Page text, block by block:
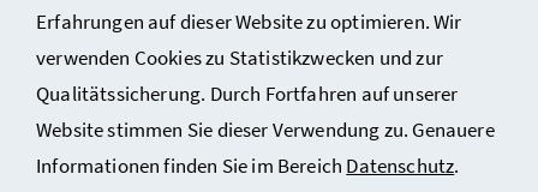
Erfahrungen auf dieser Website zu optimieren. Wir
verwenden Cookies zu Statistikzwecken und zur
Qualitätssicherung. Durch Fortfahren auf unserer
Website stimmen Sie dieser Verwendung zu. Genauere
Informationen finden Sie im Bereich Datenschutz.
Impressum
Datenschutzerklärung